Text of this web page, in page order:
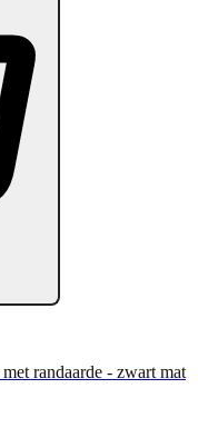
randaarde - zwart mat